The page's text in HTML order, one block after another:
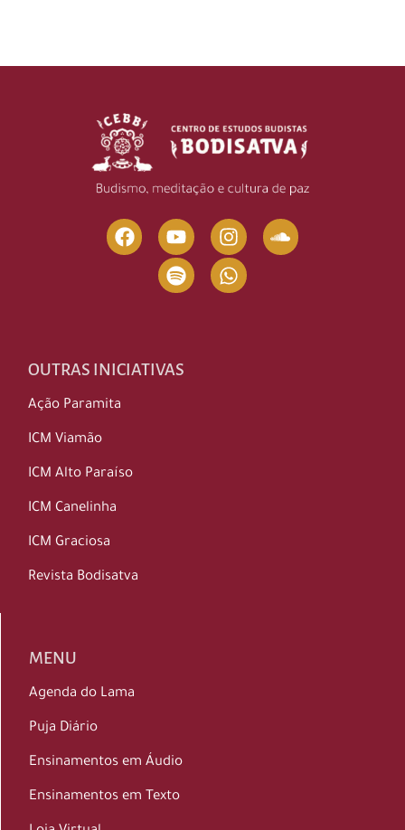
OUTRAS INICIATIVAS
Ação Paramita
ICM Viamão
ICM Alto Paraíso
ICM Canelinha
ICM Graciosa
Revista Bodisatva
MENU
Agenda do Lama
Puja Diário
Ensinamentos em Áudio
Ensinamentos em Texto